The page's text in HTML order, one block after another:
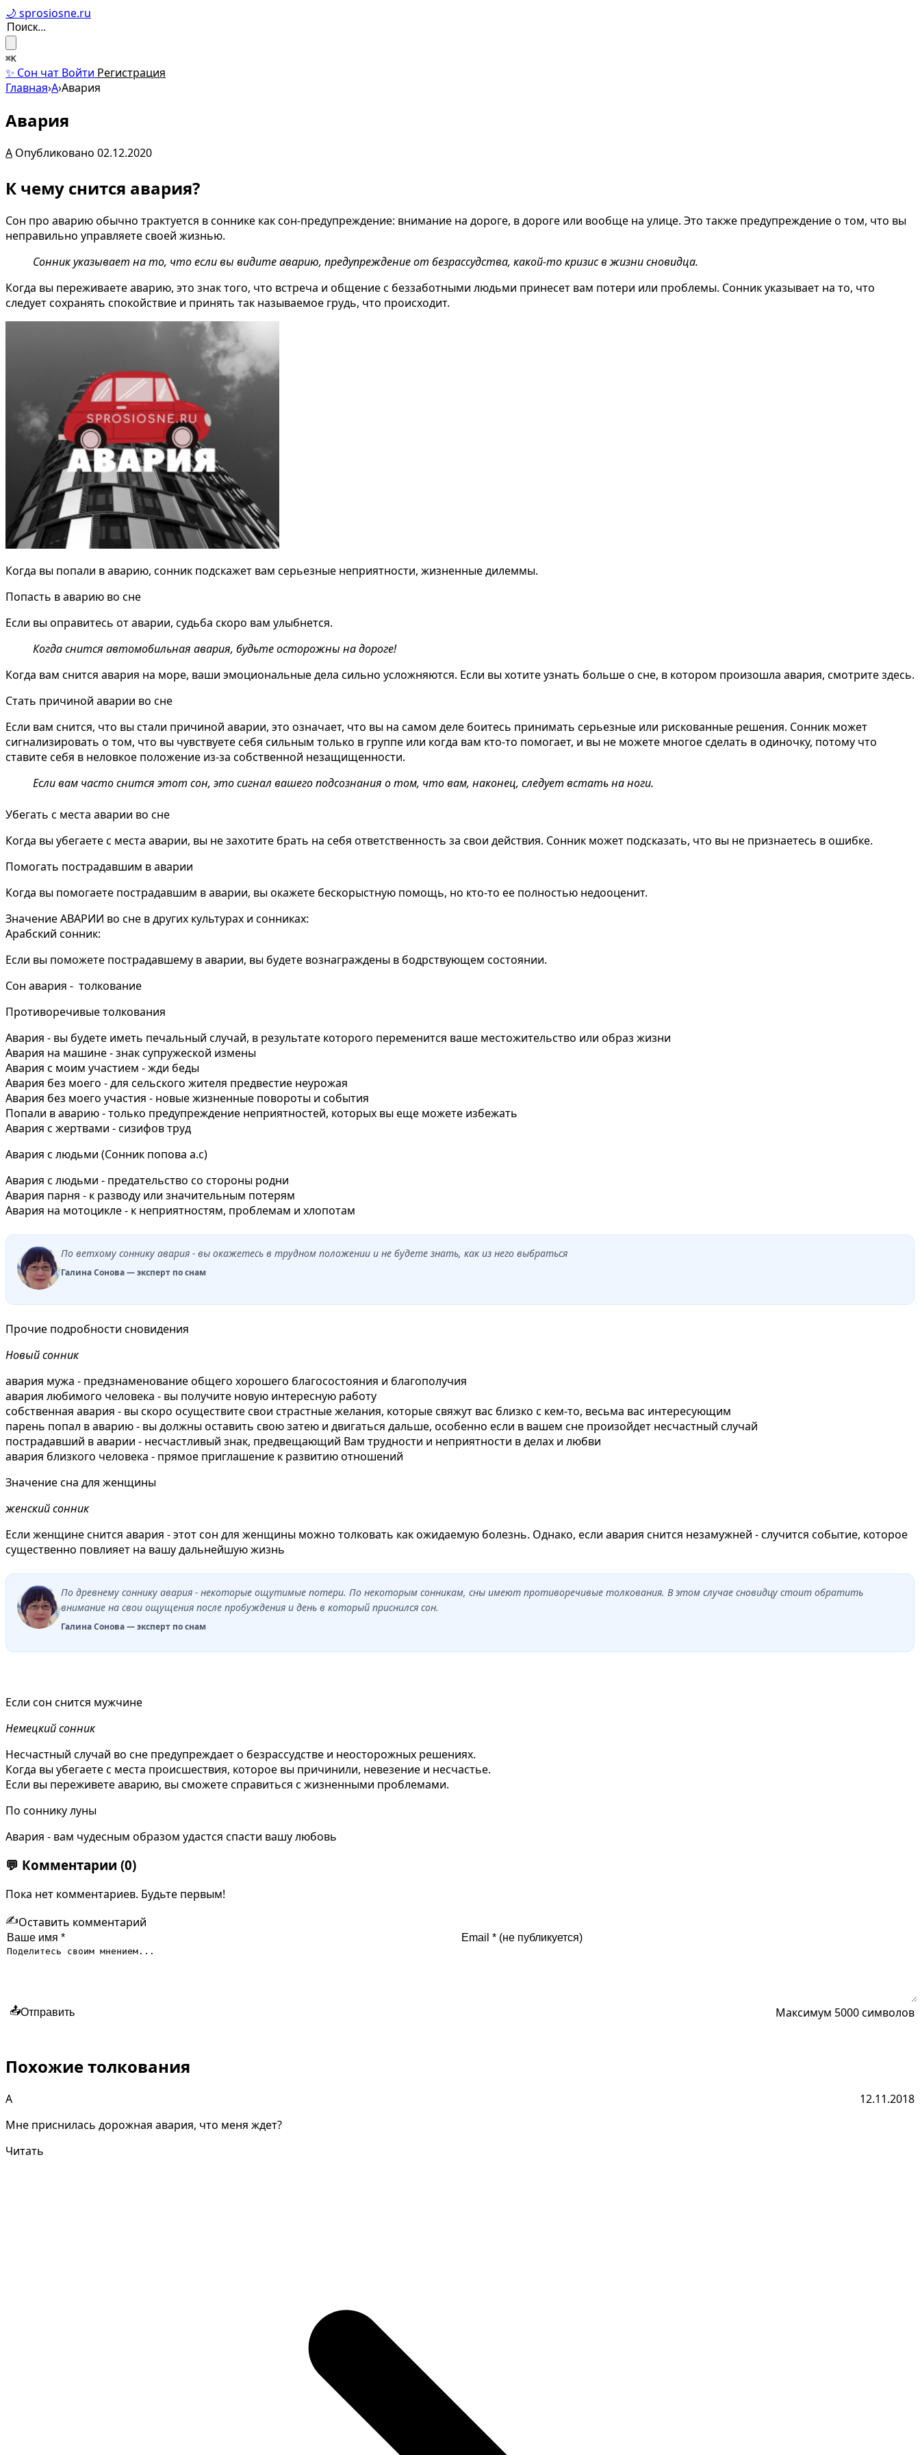
🌙 sprosiosne.ru
⌘K
✨ Сон чат Войти Регистрация
Главная›А›Авария
Авария
А Опубликовано 02.12.2020
К чему снится авария?
Сон про аварию обычно трактуется в соннике как сон-предупреждение: внимание на дороге, в дороге или вообще на улице. Это также предупреждение о том, что вы
неправильно управляете своей жизнью.
Сонник указывает на то, что если вы видите аварию, предупреждение от безрассудства, какой-то кризис в жизни сновидца.
Когда вы переживаете аварию, это знак того, что встреча и общение с беззаботными людьми принесет вам потери или проблемы. Сонник указывает на то, что
следует сохранять спокойствие и принять так называемое грудь, что происходит.
Когда вы попали в аварию, сонник подскажет вам серьезные неприятности, жизненные дилеммы.
Попасть в аварию во сне
Если вы оправитесь от аварии, судьба скоро вам улыбнется.
Когда снится автомобильная авария, будьте осторожны на дороге!
Когда вам снится авария на море, ваши эмоциональные дела сильно усложняются. Если вы хотите узнать больше о сне, в котором произошла авария, смотрите здесь.
Стать причиной аварии во сне
Если вам снится, что вы стали причиной аварии, это означает, что вы на самом деле боитесь принимать серьезные или рискованные решения. Сонник может
сигнализировать о том, что вы чувствуете себя сильным только в группе или когда вам кто-то помогает, и вы не можете многое сделать в одиночку, потому что
ставите себя в неловкое положение из-за собственной незащищенности.
Если вам часто снится этот сон, это сигнал вашего подсознания о том, что вам, наконец, следует встать на ноги.
Убегать с места аварии во сне
Когда вы убегаете с места аварии, вы не захотите брать на себя ответственность за свои действия. Сонник может подсказать, что вы не признаетесь в ошибке.
Помогать пострадавшим в аварии
Когда вы помогаете пострадавшим в аварии, вы окажете бескорыстную помощь, но кто-то ее полностью недооценит.
Значение АВАРИИ во сне в других культурах и сонниках:
Арабский сонник:
Если вы поможете пострадавшему в аварии, вы будете вознаграждены в бодрствующем состоянии.
Сон авария - толкование
Противоречивые толкования
Авария - вы будете иметь печальный случай, в результате которого переменится ваше местожительство или образ жизни
Авария на машине - знак супружеской измены
Авария с моим участием - жди беды
Авария без моего - для сельского жителя предвестие неурожая
Авария без моего участия - новые жизненные повороты и события
Попали в аварию - только предупреждение неприятностей, которых вы еще можете избежать
Авария с жертвами - сизифов труд
Авария с людьми (Сонник попова а.с)
Авария с людьми - предательство со стороны родни
Авария парня - к разводу или значительным потерям
Авария на мотоцикле - к неприятностям, проблемам и хлопотам
По ветхому соннику авария - вы окажетесь в трудном положении и не будете знать, как из него выбраться
Галина Сонова — эксперт по снам
Прочие подробности сновидения
Новый сонник
авария мужа - предзнаменование общего хорошего благосостояния и благополучия
авария любимого человека - вы получите новую интересную работу
собственная авария - вы скоро осуществите свои страстные желания, которые свяжут вас близко с кем-то, весьма вас интересующим
парень попал в аварию - вы должны оставить свою затею и двигаться дальше, особенно если в вашем сне произойдет несчастный случай
пострадавший в аварии - несчастливый знак, предвещающий Вам трудности и неприятности в делах и любви
авария близкого человека - прямое приглашение к развитию отношений
Значение сна для женщины
женский сонник
Если женщине снится авария - этот сон для женщины можно толковать как ожидаемую болезнь. Однако, если авария снится незамужней - случится событие, которое
существенно повлияет на вашу дальнейшую жизнь
По древнему соннику авария - некоторые ощутимые потери. По некоторым сонникам, сны имеют противоречивые толкования. В этом случае сновидцу стоит обратить
внимание на свои ощущения после пробуждения и день в который приснился сон.
Галина Сонова — эксперт по снам
Если сон снится мужчине
Немецкий сонник
Несчастный случай во сне предупреждает о безрассудстве и неосторожных решениях.
Когда вы убегаете с места происшествия, которое вы причинили, невезение и несчастье.
Если вы переживете аварию, вы сможете справиться с жизненными проблемами.
По соннику луны
Авария - вам чудесным образом удастся спасти вашу любовь
💬 Комментарии (0)
Пока нет комментариев. Будьте первым!
✍️Оставить комментарий
📤Отправить Максимум 5000 символов
Похожие толкования
А
12.11.2018
Мне приснилась дорожная авария, что меня ждет?
Читать